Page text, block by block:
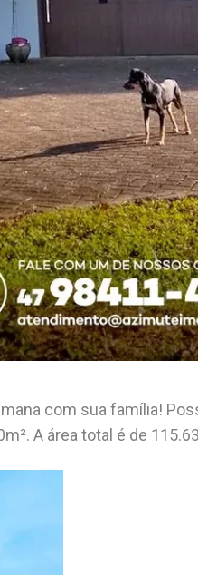
com sua família!
A área total é de